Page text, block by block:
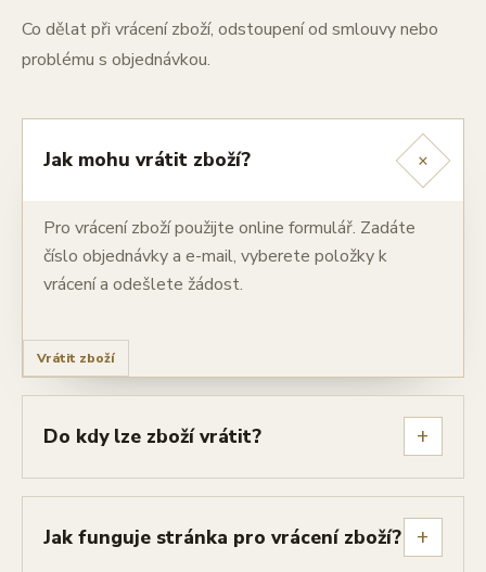
Co dělat při vrácení zboží, odstoupení od smlouvy nebo
problému s objednávkou.
Jak mohu vrátit zboží? +
Pro vrácení zboží použijte online formulář. Zadáte
číslo objednávky a e-mail, vyberete položky k
vrácení a odešlete žádost.
Vrátit zboží
Do kdy lze zboží vrátit? +
Jak funguje stránka pro vrácení zboží? +